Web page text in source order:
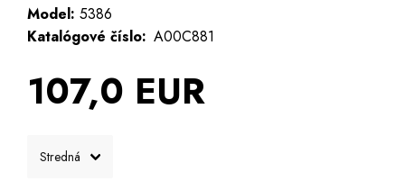
Model: 5386
Katalógové číslo: A00C881
107,0 EUR